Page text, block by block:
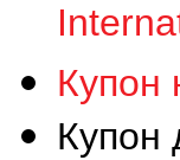
Купон
Купон